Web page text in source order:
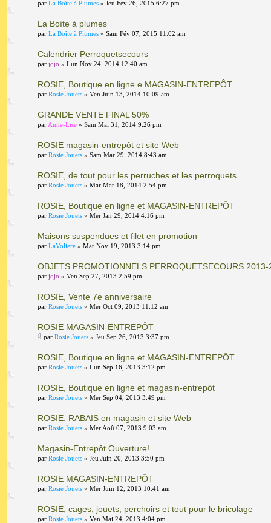
par La Boîte à Plumes » Jeu Fév 26, 2015 6:27 pm
La Boîte à plumes
par La Boîte à Plumes » Sam Fév 07, 2015 11:02 am
Calendrier Perroquetsecours
par jojo » Lun Nov 24, 2014 12:40 am
ROSIE, Boutique en ligne e MAGASIN-ENTREPÔT
par Rosie Jouets » Ven Juin 13, 2014 10:09 am
GRANDE VENTE FINAL 50%
par Anne-Lise » Sam Mai 31, 2014 9:26 pm
ROSIE magasin-entrepôt et site Web
par Rosie Jouets » Sam Mar 29, 2014 8:43 am
ROSIE, de tout pour les perruches et les perroquets
par Rosie Jouets » Mar Mar 18, 2014 2:54 pm
ROSIE, Boutique en ligne et MAGASIN-ENTREPÔT
par Rosie Jouets » Mer Jan 29, 2014 4:16 pm
Maisons suspendues et filet en promotion
par LaVoliere » Mar Nov 19, 2013 3:14 pm
OBJETS PROMOTIONNELS PERROQUETSECOURS 2013-
par jojo » Ven Sep 27, 2013 2:59 pm
ROSIE, Vente 7e anniversaire
par Rosie Jouets » Mer Oct 09, 2013 11:12 am
ROSIE MAGASIN-ENTREPÔT
par Rosie Jouets » Jeu Sep 26, 2013 3:37 pm
ROSIE, Boutique en ligne et MAGASIN-ENTREPÔT
par Rosie Jouets » Lun Sep 16, 2013 3:12 pm
ROSIE, Boutique en ligne et magasin-entrepôt
par Rosie Jouets » Mer Sep 04, 2013 3:49 pm
ROSIE: RABAIS en magasin et site Web
par Rosie Jouets » Mer Aoû 07, 2013 9:03 am
Magasin-Entrepôt Ouverture!
par Rosie Jouets » Jeu Juin 20, 2013 3:50 pm
ROSIE MAGASIN-ENTREPÔT
par Rosie Jouets » Mer Juin 12, 2013 10:41 am
ROSIE, cages, jouets, perchoirs et tout pour le bricolage
par Rosie Jouets » Ven Mai 24, 2013 4:04 pm